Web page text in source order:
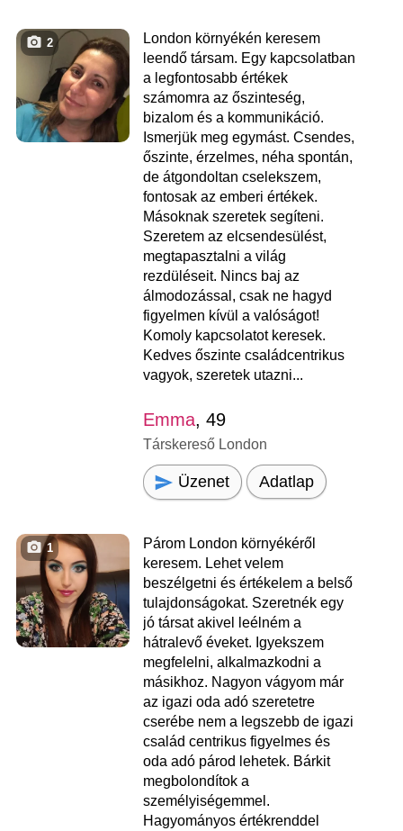
2
London környékén keresem
leendő társam. Egy kapcsolatban
a legfontosabb értékek
számomra az őszinteség,
bizalom és a kommunikáció.
Ismerjük meg egymást. Csendes,
őszinte, érzelmes, néha spontán,
de átgondoltan cselekszem,
fontosak az emberi értékek.
Másoknak szeretek segíteni.
Szeretem az elcsendesülést,
megtapasztalni a világ
rezdüléseit. Nincs baj az
álmodozással, csak ne hagyd
figyelmen kívül a valóságot!
Komoly kapcsolatot keresek.
Kedves őszinte családcentrikus
vagyok, szeretek utazni...
Emma, 49
Társkereső London
Üzenet Adatlap
1
Párom London környékéről
keresem. Lehet velem
beszélgetni és értékelem a belső
tulajdonságokat. Szeretnék egy
jó társat akivel leélném a
hátralevő éveket. Igyekszem
megfelelni, alkalmazkodni a
másikhoz. Nagyon vágyom már
az igazi oda adó szeretetre
cserébe nem a legszebb de igazi
család centrikus figyelmes és
oda adó párod lehetek. Bárkit
megbolondítok a
személyiségemmel.
Hagyományos értékrenddel